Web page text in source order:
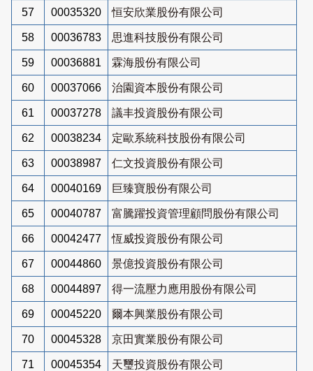
57 00035320 恒安欣業股份有限公司
58 00036783 思進科技股份有限公司
59 00036881 霖海股份有限公司
60 00037066 治園資本股份有限公司
61 00037278 議丰投資股份有限公司
62 00038234 定歐系統科技股份有限公司
63 00038987 仁文投資股份有限公司
64 00040169 巨臻寶股份有限公司
65 00040787 富騰躍投資管理顧問股份有限公司
66 00042477 恆威投資股份有限公司
67 00044860 景億投資股份有限公司
68 00044897 得一流壓力應用股份有限公司
69 00045220 爾本興業股份有限公司
70 00045328 京田實業股份有限公司
71 00045354 天璽投資股份有限公司